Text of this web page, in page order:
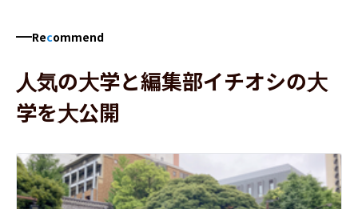
Recommend
人気の大学と編集部イチオシの大
学を大公開